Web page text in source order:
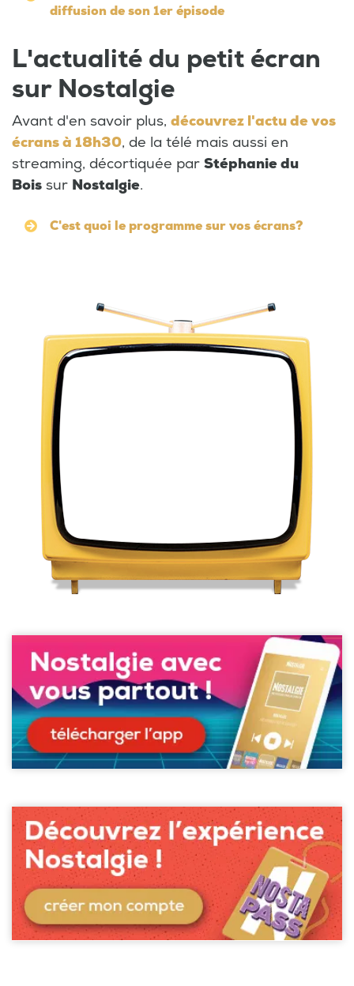
diffusion de son 1er épisode
L'actualité du petit écran
sur Nostalgie
Avant d'en savoir plus, découvrez l'actu de vos
écrans à 18h30, de la télé mais aussi en
streaming, décortiquée par Stéphanie du
Bois sur Nostalgie.
C'est quoi le programme sur vos écrans?